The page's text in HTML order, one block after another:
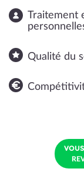
Traitement
Qualité du